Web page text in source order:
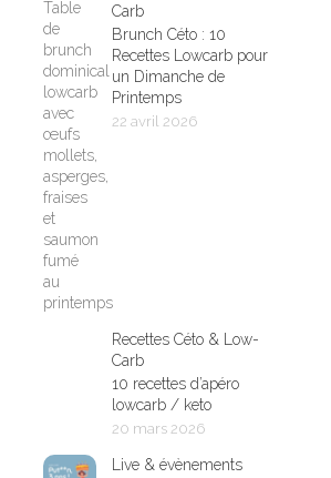
Carb
Brunch Céto : 10
Recettes Lowcarb pour
un Dimanche de
Printemps
22 avril 2026
Recettes Céto & Low-
Carb
10 recettes d’apéro
lowcarb / keto
20 mars 2026
Live & évènements